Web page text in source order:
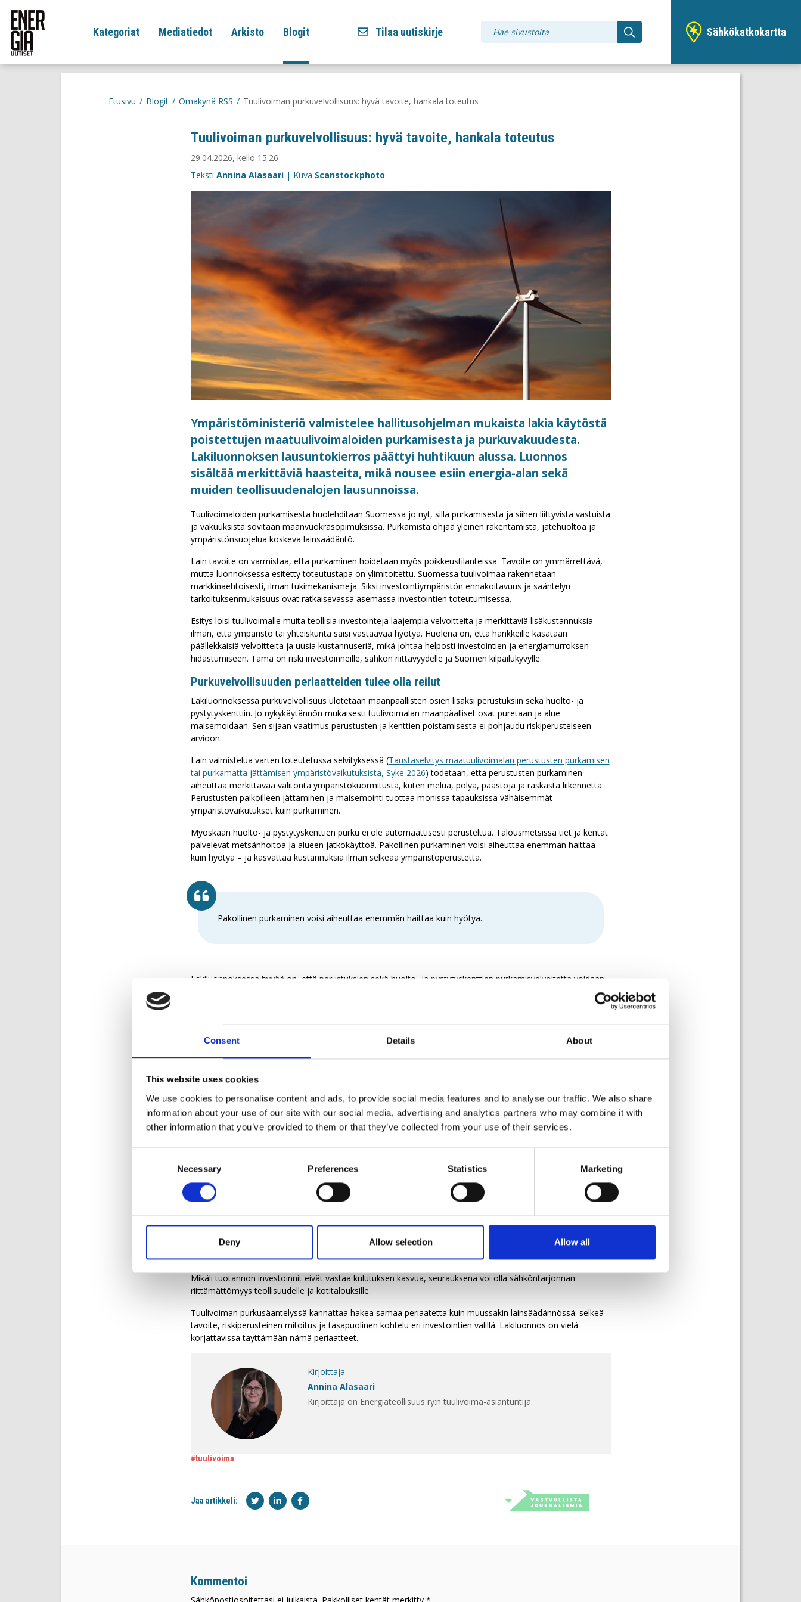
Consent Details About
This website uses cookies
We use cookies to personalise content and ads, to provide social media features and to analyse our traffic. We also share
information about your use of our site with our social media, advertising and analytics partners who may combine it with
other information that you’ve provided to them or that they’ve collected from your use of their services.
Necessary Preferences Statistics Marketing
Deny Allow selection Allow all
Kategoriat Mediatiedot Arkisto Blogit Tilaa uutiskirje Sähkökatkokartta
Etusivu / Blogit / Omakynä RSS / Tuulivoiman purkuvelvollisuus: hyvä tavoite, hankala toteutus
Tuulivoiman purkuvelvollisuus: hyvä tavoite, hankala toteutus
29.04.2026, kello 15:26
Teksti Annina Alasaari| Kuva Scanstockphoto
Ympäristöministeriö valmistelee hallitusohjelman mukaista lakia käytöstä
poistettujen maatuulivoimaloiden purkamisesta ja purkuvakuudesta.
Lakiluonnoksen lausuntokierros päättyi huhtikuun alussa. Luonnos
sisältää merkittäviä haasteita, mikä nousee esiin energia-alan sekä
muiden teollisuudenalojen lausunnoissa.
Tuulivoimaloiden purkamisesta huolehditaan Suomessa jo nyt, sillä purkamisesta ja siihen liittyvistä vastuista
ja vakuuksista sovitaan maanvuokrasopimuksissa. Purkamista ohjaa yleinen rakentamista, jätehuoltoa ja
ympäristönsuojelua koskeva lainsäädäntö.
Lain tavoite on varmistaa, että purkaminen hoidetaan myös poikkeustilanteissa. Tavoite on ymmärrettävä,
mutta luonnoksessa esitetty toteutustapa on ylimitoitettu. Suomessa tuulivoimaa rakennetaan
markkinaehtoisesti, ilman tukimekanismeja. Siksi investointiympäristön ennakoitavuus ja sääntelyn
tarkoituksenmukaisuus ovat ratkaisevassa asemassa investointien toteutumisessa.
Esitys loisi tuulivoimalle muita teollisia investointeja laajempia velvoitteita ja merkittäviä lisäkustannuksia
ilman, että ympäristö tai yhteiskunta saisi vastaavaa hyötyä. Huolena on, että hankkeille kasataan
päällekkäisiä velvoitteita ja uusia kustannuseriä, mikä johtaa helposti investointien ja energiamurroksen
hidastumiseen. Tämä on riski investoinneille, sähkön riittävyydelle ja Suomen kilpailukyvylle.
Purkuvelvollisuuden periaatteiden tulee olla reilut
Lakiluonnoksessa purkuvelvollisuus ulotetaan maanpäällisten osien lisäksi perustuksiin sekä huolto- ja
pystytyskenttiin. Jo nykykäytännön mukaisesti tuulivoimalan maanpäälliset osat puretaan ja alue
maisemoidaan. Sen sijaan vaatimus perustusten ja kenttien poistamisesta ei pohjaudu riskiperusteiseen
arvioon.
Lain valmistelua varten toteutetussa selvityksessä (Taustaselvitys maatuulivoimalan perustusten purkamisen
tai purkamatta jättämisen ympäristövaikutuksista, Syke 2026) todetaan, että perustusten purkaminen
aiheuttaa merkittävää välitöntä ympäristökuormitusta, kuten melua, pölyä, päästöjä ja raskasta liikennettä.
Perustusten paikoilleen jättäminen ja maisemointi tuottaa monissa tapauksissa vähäisemmät
ympäristövaikutukset kuin purkaminen.
Myöskään huolto- ja pystytyskenttien purku ei ole automaattisesti perusteltua. Talousmetsissä tiet ja kentät
palvelevat metsänhoitoa ja alueen jatkokäyttöä. Pakollinen purkaminen voisi aiheuttaa enemmän haittaa
kuin hyötyä – ja kasvattaa kustannuksia ilman selkeää ympäristöperustetta.
Pakollinen purkaminen voisi aiheuttaa enemmän haittaa kuin hyötyä.
Lakiluonnoksessa hyvää on, että perustuksien sekä huolto- ja pystytyskenttien purkamisvelvoitetta voidaan
Harmillisesti tarkastelu kuitenkin tapahtuisi vasta hankkeen elinkaaren lopussa purkamisluvan yhteydessä.
tapauskohtainen tarkastelu niin, että vakuus kattaa vain todennäköisen ja perustellun purkutarpeen. Muuten
laki ohjaa vakuuden ylimitoittamiseen ja kasvattaa yritysten kustannuksia turhaan.
Erityisesti lainsäädännön taannehtivuus on aiheuttanut huolta yrityksissä. Lakiluonnoksen mukaan
toimintaympäristön ennakoitavuuden. Jos ylimääräisiä velvoitteita luodaan jälkikäteen, heikentää tämä
oikeusvarmuutta, mikä taas on myrkkyä investoinneille.
On myös hyvä huomata, että useimmissa vertailumaissa perustusten täydellinen purkaminen ei ole
pääsääntö. Lakiluonnoksessa todetaan, että vertailumaista vain Ranskan lainsäädännössä vaaditaan
monessa vertailumaassa. Siksi on erityisen tärkeää, että sääntely on tarkoituksenmukaista eikä
ylimitoitettua. Jos yritysten kustannuksia nostetaan tarpeettomasti, vaarana on, että investoinnit menevät
muihin maihin.
Jatkovalmistelussa on huolehdittava Suomen kilpailukyvystä
Suomeen tarvitaan lisää puhdasta energiaa vastaamaan tulevaisuuden sähkön kysynnän kasvuun sekä
Mikäli tuotannon investoinnit eivät vastaa kulutuksen kasvua, seurauksena voi olla sähköntarjonnan
riittämättömyys teollisuudelle ja kotitalouksille.
Tuulivoiman purkusääntelyssä kannattaa hakea samaa periaatetta kuin muussakin lainsäädännössä: selkeä
tavoite, riskiperusteinen mitoitus ja tasapuolinen kohtelu eri investointien välillä. Lakiluonnos on vielä
korjattavissa täyttämään nämä periaatteet.
Kirjoittaja
Annina Alasaari
Kirjoittaja on Energiateollisuus ry:n tuulivoima-asiantuntija.
#tuulivoima
Jaa artikkeli:
Kommentoi